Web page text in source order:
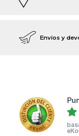
Envíos y